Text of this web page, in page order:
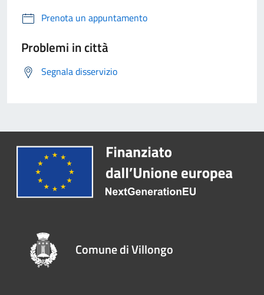
Prenota un appuntamento
Problemi in città
Segnala disservizio
Comune di Villongo